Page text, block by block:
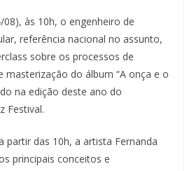
às 10h, o engenheiro de
referência nacional no assunto,
sobre os processos de
masterização do álbum “A onça e o
na edição deste ano do
Festival.
partir das 10h, a artista Fernanda
principais conceitos e